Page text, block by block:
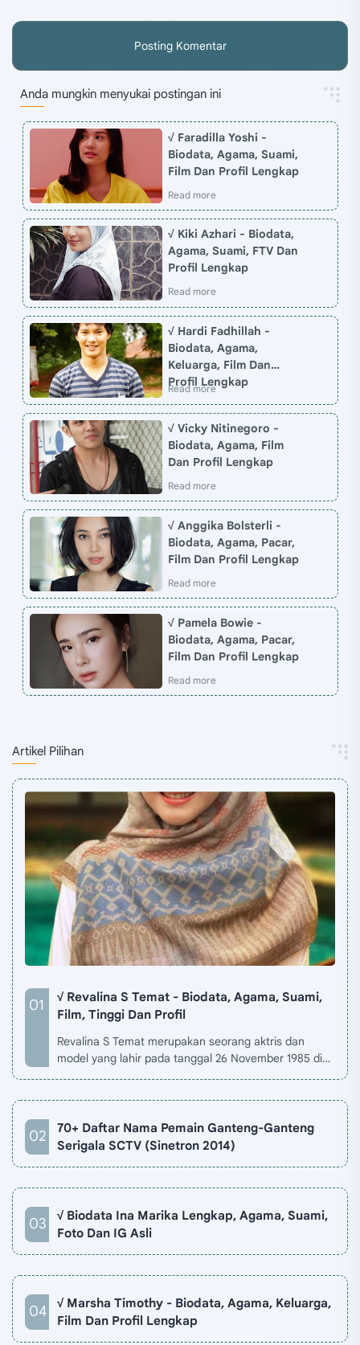
Posting Komentar
Anda mungkin menyukai postingan ini
√ Faradilla Yoshi -
Biodata, Agama, Suami,
Film Dan Profil Lengkap
√ Kiki Azhari - Biodata,
Agama, Suami, FTV Dan
Profil Lengkap
√ Hardi Fadhillah -
Biodata, Agama,
Keluarga, Film Dan
Profil Lengkap
√ Vicky Nitinegoro -
Biodata, Agama, Film
Dan Profil Lengkap
√ Anggika Bolsterli -
Biodata, Agama, Pacar,
Film Dan Profil Lengkap
√ Pamela Bowie -
Biodata, Agama, Pacar,
Film Dan Profil Lengkap
Artikel Pilihan
√ Revalina S Temat - Biodata, Agama, Suami,
Film, Tinggi Dan Profil
Revalina S Temat merupakan seorang aktris dan
model yang lahir pada tanggal 26 November 1985 di
70+ Daftar Nama Pemain Ganteng-Ganteng
Serigala SCTV (Sinetron 2014)
√ Biodata Ina Marika Lengkap, Agama, Suami,
Foto Dan IG Asli
√ Marsha Timothy - Biodata, Agama, Keluarga,
Film Dan Profil Lengkap